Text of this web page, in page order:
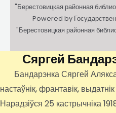
"Берестовицкая районная
Powered by
"Берестовицкая районная
Сяргей
Бандарэнка Сяргей
настаўнік, франтавік,
Нарадзіўся 25 кастрычніка